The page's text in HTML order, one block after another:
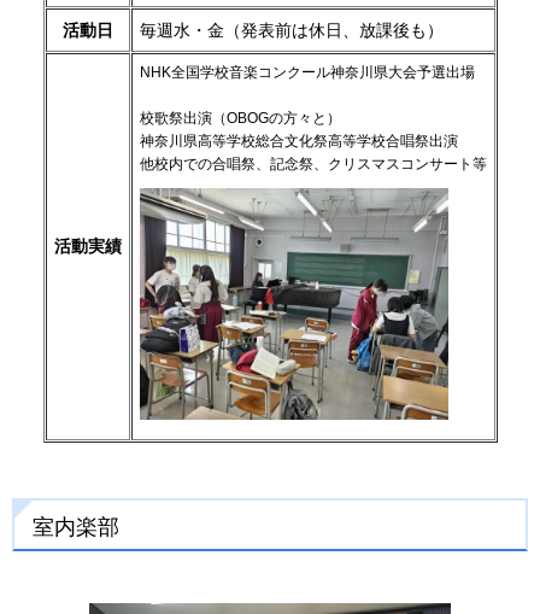
活動日 毎週水・金（発表前は休日、放課後も）
活動実績
NHK全国学校音楽コンクール神奈川県大会予選出場
校歌祭出演（OBOGの方々と）
神奈川県高等学校総合文化祭高等学校合唱祭出演
他校内での合唱祭、記念祭、クリスマスコンサート等
室内楽部